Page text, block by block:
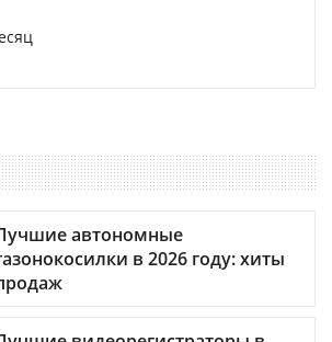
автономные
в 2026 году: хиты